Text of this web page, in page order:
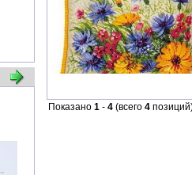
Показано 1 - 4 (всего 4